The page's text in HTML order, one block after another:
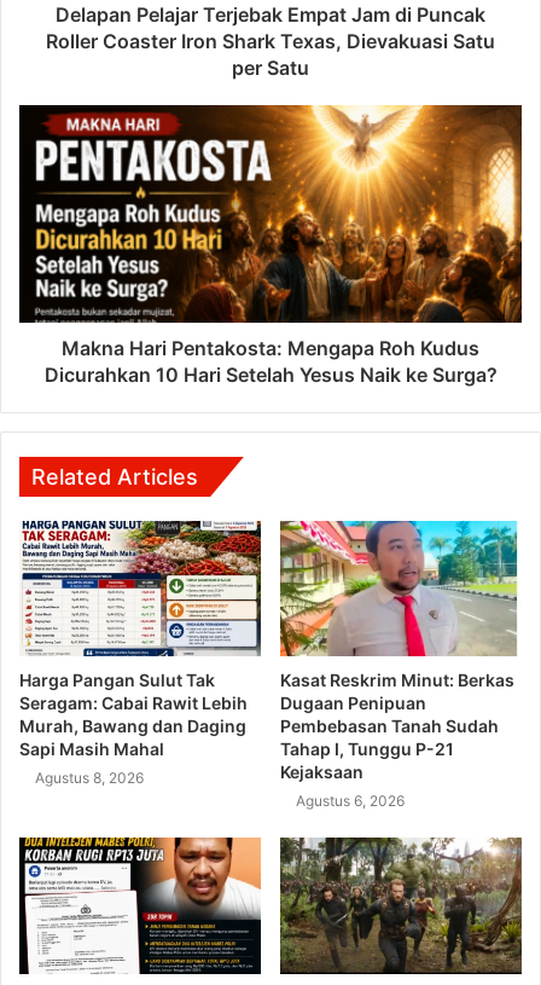
Delapan Pelajar Terjebak Empat Jam di Puncak
Roller Coaster Iron Shark Texas, Dievakuasi Satu
per Satu
Makna Hari Pentakosta: Mengapa Roh Kudus
Dicurahkan 10 Hari Setelah Yesus Naik ke Surga?
Related Articles
Harga Pangan Sulut Tak
Seragam: Cabai Rawit Lebih
Murah, Bawang dan Daging
Sapi Masih Mahal
Agustus 8, 2026
Kasat Reskrim Minut: Berkas
Dugaan Penipuan
Pembebasan Tanah Sudah
Tahap I, Tunggu P-21
Kejaksaan
Agustus 6, 2026